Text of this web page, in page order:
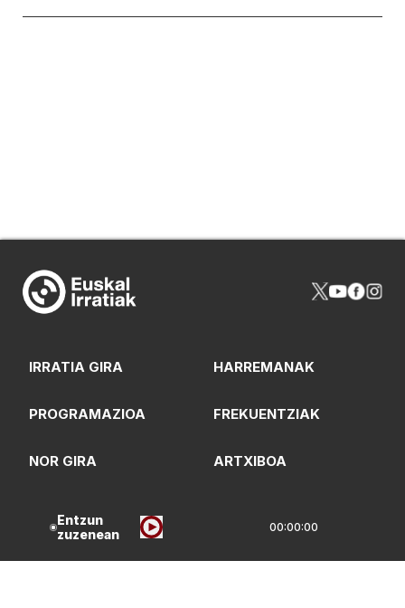
Entzun
zuzenean
00:00:00
IRRATIA GIRA HARREMANAK
PROGRAMAZIOA FREKUENTZIAK
NOR GIRA ARTXIBOA